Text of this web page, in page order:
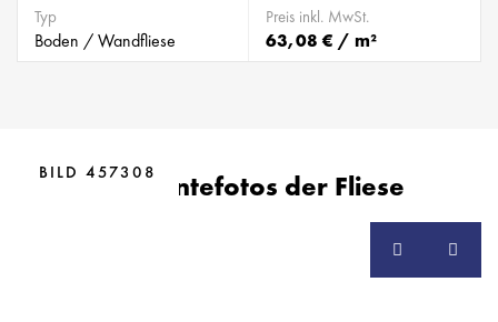
Typ
Boden / Wandfliese
Preis inkl. MwSt.
63,08 € / m²
Ambientefotos der Fliese
BILD 457308